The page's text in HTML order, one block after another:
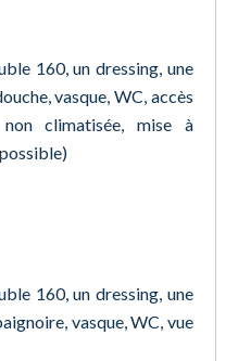
160, un dressing, une
vasque, WC, accès
climatisée, mise à
160, un dressing, une
vasque, WC, vue